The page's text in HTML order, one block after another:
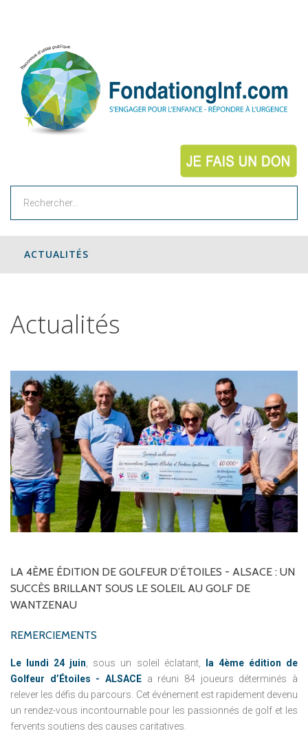
ACTUALITÉS
Actualités
LA 4ÈME ÉDITION DE GOLFEUR D’ÉTOILES - ALSACE : UN
SUCCÈS BRILLANT SOUS LE SOLEIL AU GOLF DE
WANTZENAU
REMERCIEMENTS
Le lundi 24 juin , sous un soleil éclatant,
la 4ème édition de
Golfeur d’Étoiles - ALSACE a réuni 84 joueurs déterminés à
relever les défis du parcours. Cet événement est rapidement devenu
un rendez-vous incontournable pour les passionnés de golf et les
fervents soutiens des causes caritatives.